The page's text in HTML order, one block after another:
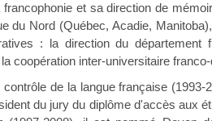
et sa direction de
du Nord (Québec, Acadie,
: la direction du département
coopération inter-universitaire
de la langue française
du jury du diplôme d'accès aux